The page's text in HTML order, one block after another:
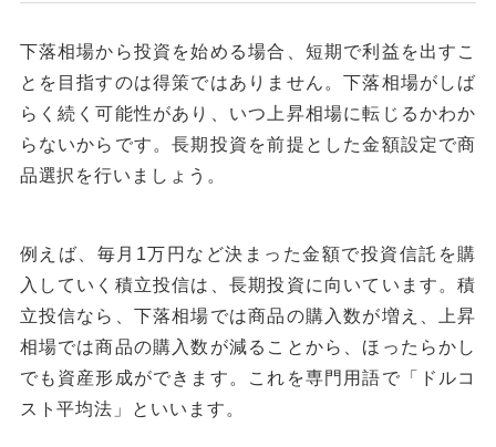
下落相場から投資を始める場合、短期で利益を出すこ
とを目指すのは得策ではありません。下落相場がしば
らく続く可能性があり、いつ上昇相場に転じるかわか
らないからです。長期投資を前提とした金額設定で商
品選択を行いましょう。
例えば、毎月1万円など決まった金額で投資信託を購
入していく積立投信は、長期投資に向いています。積
立投信なら、下落相場では商品の購入数が増え、上昇
相場では商品の購入数が減ることから、ほったらかし
でも資産形成ができます。これを専門用語で「ドルコ
スト平均法」といいます。